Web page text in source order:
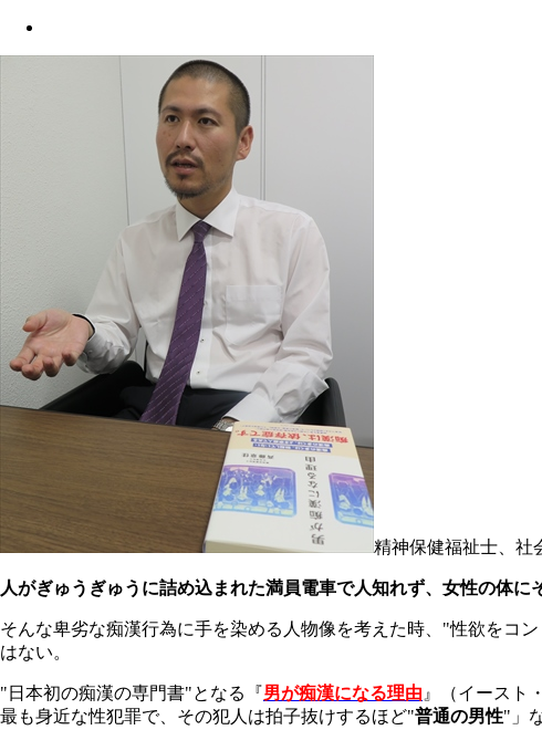
精神保健福祉士、社
人がぎゅうぎゅうに詰め込まれた満員電車で人知れず、女性の体
そんな卑劣な痴漢行為に手を染める人物像を考えた時、"性欲をコ
はない。
"日本初の痴漢の専門書"となる『男が痴漢になる理由 』（イースト
最も身近な性犯罪で、その犯人は拍子抜けするほど"普通の男性"」